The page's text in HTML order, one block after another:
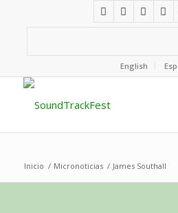
English
Inicio / Micronoticias / James Southall